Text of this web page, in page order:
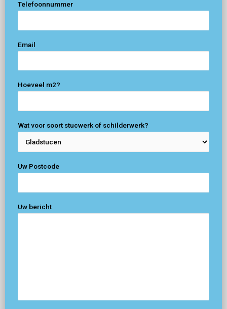
Telefoonnummer
Email
Hoeveel m2?
Wat voor soort stucwerk of schilderwerk?
Uw Postcode
Uw bericht